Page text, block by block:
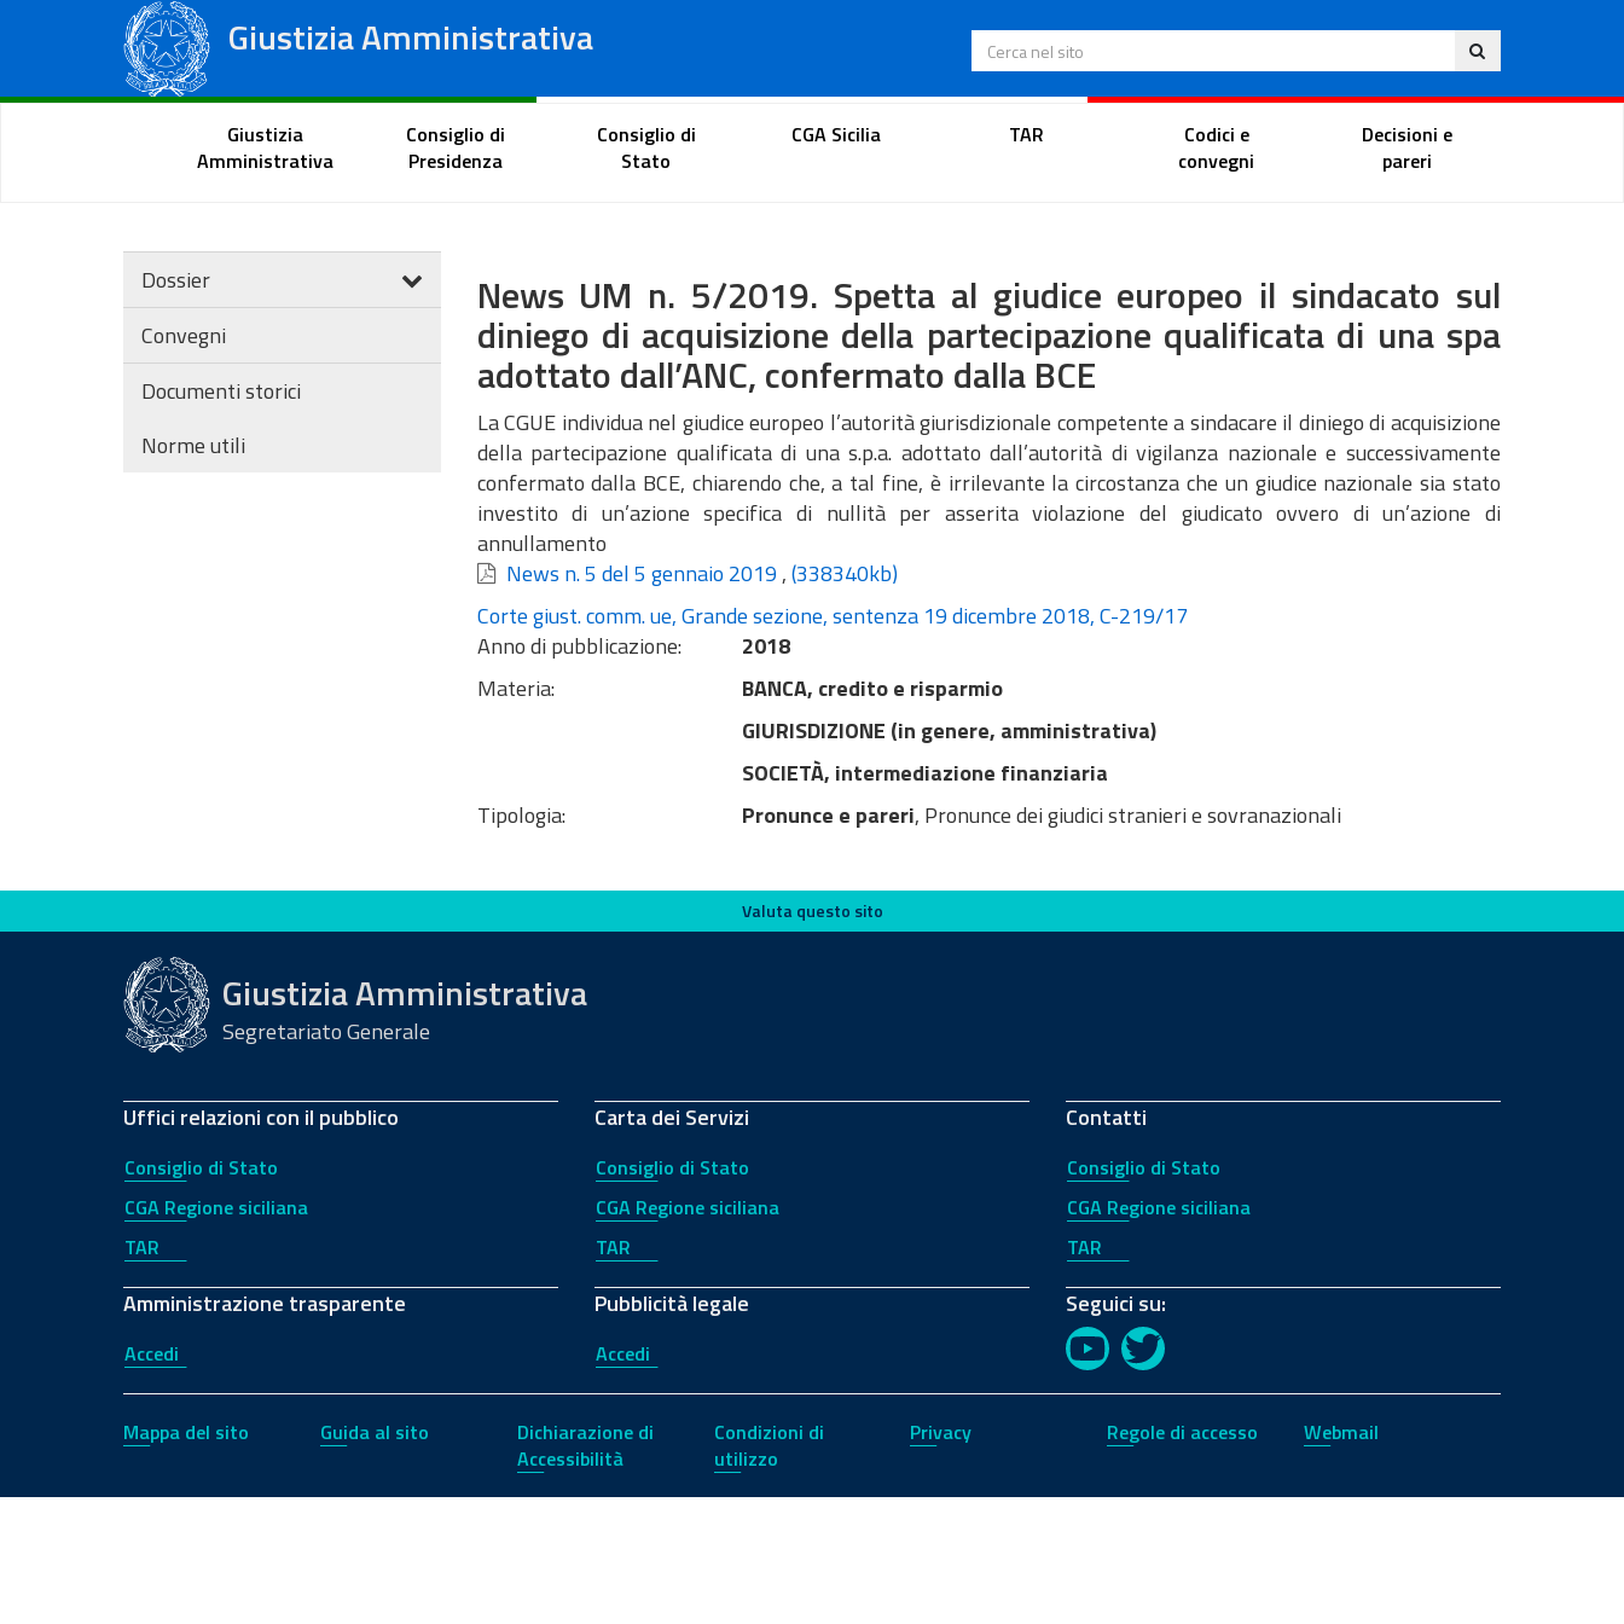
Giustizia Amministrativa
Tribunali Amministrativi Regionali
Ita
Cerca nel sito
Portale del cittadino Portale dell'avvocato Portale del magistrato
Giustizia
Amministrativa
Consiglio di
Presidenza
Consiglio di
Stato
CGA Sicilia TAR
Codici e
convegni
Decisioni e
pareri
Dossier
Convegni
Documenti storici
Norme utili
News UM n. 5/2019. Spetta al giudice europeo il sindacato sul
diniego di acquisizione della partecipazione qualificata di una spa
adottato dall’ANC, confermato dalla BCE
La CGUE individua nel giudice europeo l’autorità giurisdizionale competente a sindacare il diniego di acquisizione
della partecipazione qualificata di una s.p.a. adottato dall’autorità di vigilanza nazionale e successivamente
confermato dalla BCE, chiarendo che, a tal fine, è irrilevante la circostanza che un giudice nazionale sia stato
investito di un’azione specifica di nullità per asserita violazione del giudicato ovvero di un’azione di
annullamento
News n. 5 del 5 gennaio 2019 ,(338340kb)
Corte giust. comm. ue, Grande sezione, sentenza 19 dicembre 2018, C-219/17
Anno di pubblicazione:
2018
Materia:
BANCA, credito e risparmio
GIURISDIZIONE (in genere, amministrativa)
SOCIETÀ, intermediazione finanziaria
Tipologia:
Pronunce e pareri, Pronunce dei giudici stranieri e sovranazionali
Valuta questo sito Valuta questo sito
Giustizia Amministrativa
Segretariato Generale
Uffici relazioni con il pubblico
Consiglio di Stato
CGA Regione siciliana
TAR
Amministrazione trasparente
Accedi
Carta dei Servizi
Consiglio di Stato
CGA Regione siciliana
TAR
Pubblicità legale
Accedi
Contatti
Consiglio di Stato
CGA Regione siciliana
TAR
Seguici su:
YouTubeTwitter
Mappa del sito Guida al sito
Dichiarazione di
Accessibilità
Condizioni di
utilizzo
Privacy Regole di accesso Webmail